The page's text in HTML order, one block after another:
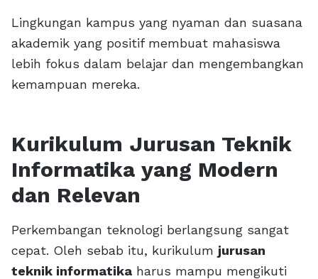
Lingkungan kampus yang nyaman dan suasana
akademik yang positif membuat mahasiswa
lebih fokus dalam belajar dan mengembangkan
kemampuan mereka.
Kurikulum Jurusan Teknik
Informatika yang Modern
dan Relevan
Perkembangan teknologi berlangsung sangat
cepat. Oleh sebab itu, kurikulum jurusan
teknik informatika harus mampu mengikuti